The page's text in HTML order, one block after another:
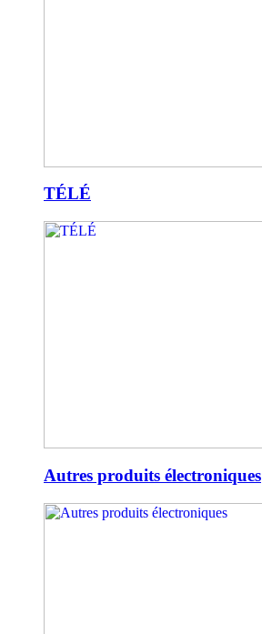
TÉLÉ
Autres produits électroniques